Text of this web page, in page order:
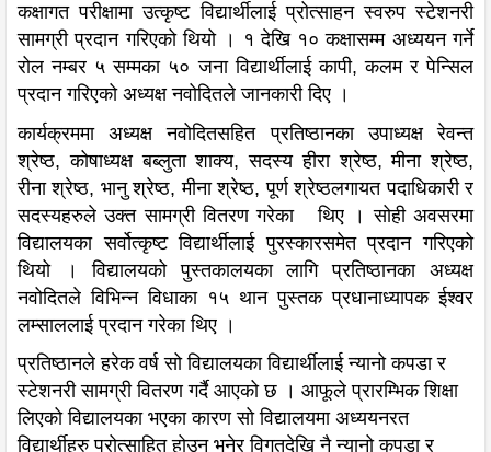
कक्षागत परीक्षामा उत्कृष्ट विद्यार्थीलाई प्रोत्साहन स्वरुप स्टेशनरी
सामग्री प्रदान गरिएको थियो । १ देखि १० कक्षासम्म अध्ययन गर्ने
रोल नम्बर ५ सम्मका ५० जना विद्यार्थीलाई कापी, कलम र पेन्सिल
प्रदान गरिएको अध्यक्ष नवोदितले जानकारी दिए ।
कार्यक्रममा अध्यक्ष नवोदितसहित प्रतिष्ठानका उपाध्यक्ष रेवन्त
श्रेष्ठ, कोषाध्यक्ष बब्लुता शाक्य, सदस्य हीरा श्रेष्ठ, मीना श्रेष्ठ,
रीना श्रेष्ठ, भानु श्रेष्ठ, मीना श्रेष्ठ, पूर्ण श्रेष्ठलगायत पदाधिकारी र
सदस्यहरुले उक्त सामग्री वितरण गरेका थिए । सोही अवसरमा
विद्यालयका सर्वोत्कृष्ट विद्यार्थीलाई पुरस्कारसमेत प्रदान गरिएको
थियो । विद्यालयको पुस्तकालयका लागि प्रतिष्ठानका अध्यक्ष
नवोदितले विभिन्न विधाका १५ थान पुस्तक प्रधानाध्यापक ईश्वर
लम्साललाई प्रदान गरेका थिए ।
प्रतिष्ठानले हरेक वर्ष सो विद्यालयका विद्यार्थीलाई न्यानो कपडा र
स्टेशनरी सामग्री वितरण गर्दै आएको छ । आफूले प्रारम्भिक शिक्षा
लिएको विद्यालयका भएका कारण सो विद्यालयमा अध्ययनरत
विद्यार्थीहरु प्रोत्साहित होउन् भनेर विगतदेखि नै न्यानो कपडा र